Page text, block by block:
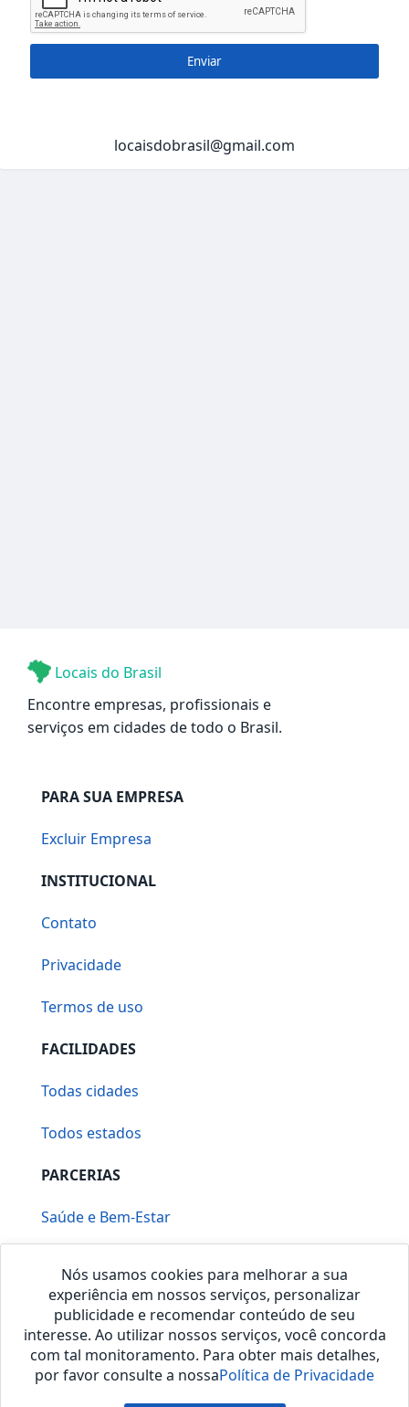
Enviar
locaisdobrasil@gmail.com
Locais do Brasil
Encontre empresas, profissionais e
serviços em cidades de todo o Brasil.
PARA SUA EMPRESA
Excluir Empresa
INSTITUCIONAL
Contato
Privacidade
Termos de uso
FACILIDADES
Todas cidades
Todos estados
PARCERIAS
Saúde e Bem-Estar
Nós usamos cookies para melhorar a sua
experiência em nossos serviços, personalizar
publicidade e recomendar conteúdo de seu
interesse. Ao utilizar nossos serviços, você concorda
com tal monitoramento. Para obter mais detalhes,
por favor consulte a nossaPolítica de Privacidade